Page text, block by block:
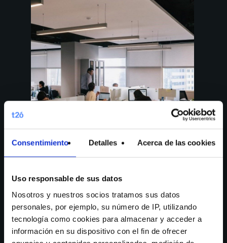
Consentimiento Detalles Acerca de las cookies
Uso responsable de sus datos
Nosotros y nuestros socios tratamos sus datos
personales, por ejemplo, su número de IP, utilizando
tecnología como cookies para almacenar y acceder a
información en su dispositivo con el fin de ofrecer
Ejército Nacional #904
Piso 16 Col. Polanco
11560, Ciudad de México
41616047
+34 91 535 80 66